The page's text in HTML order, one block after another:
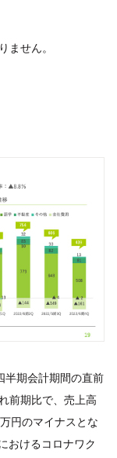
ません。
半期会計期間の直前
前期比で、売上高
円のマイナスとな
おけるコロナワク